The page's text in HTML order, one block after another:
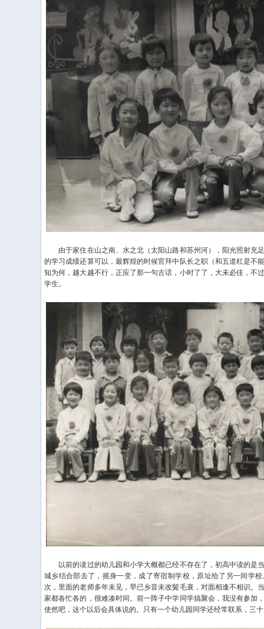
由于家住在山之南、水之北（太阳山路和苏州河），阳光照射充
的学习成绩还算可以，最辉煌的时候官拜中队长之职（和五道杠是不
知为何，越大越不行，正应了那一句古话，小时了了，大未必佳，不
学生。
以前的读过的幼儿园和小学大概都已经不存在了，初高中读的是
城乡结合部去了，摇身一变，成了寄宿制学校，原址给了另一间学
次，里面的老师多年未见，早已乡音未改鬓毛衰，对面相逢不相识。
家都各忙各的，很难凑时间。前一阵子中学同学搞聚会，我没有参加
使然吧，这个以后会具体说的。只有一个幼儿园同学还经常联系，三